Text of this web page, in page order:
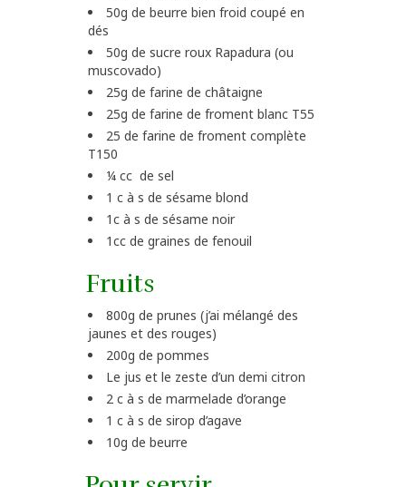
50g de beurre bien froid coupé en
dés
50g de sucre roux Rapadura (ou
muscovado)
25g de farine de châtaigne
25g de farine de froment blanc T55
25 de farine de froment complète
T150
¼ cc de sel
1 c à s de sésame blond
1c à s de sésame noir
1cc de graines de fenouil
Fruits
800g de prunes (j’ai mélangé des
jaunes et des rouges)
200g de pommes
Le jus et le zeste d’un demi citron
2 c à s de marmelade d’orange
1 c à s de sirop d’agave
10g de beurre